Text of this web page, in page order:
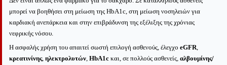
μπορεί να βοηθήσει στη μείωση της HbA1c, στη μείωση νοσηλειών για
καρδιακή ανεπάρκεια και στην επιβράδυνση της εξέλιξης της χρόνιας
νεφρικής νόσου.
Η ασφαλής χρήση του απαιτεί σωστή επιλογή ασθενούς, έλεγχο eGFR,
κρεατινίνης, ηλεκτρολυτών, HbA1c και, σε πολλούς ασθενείς, αλβουμίνης/